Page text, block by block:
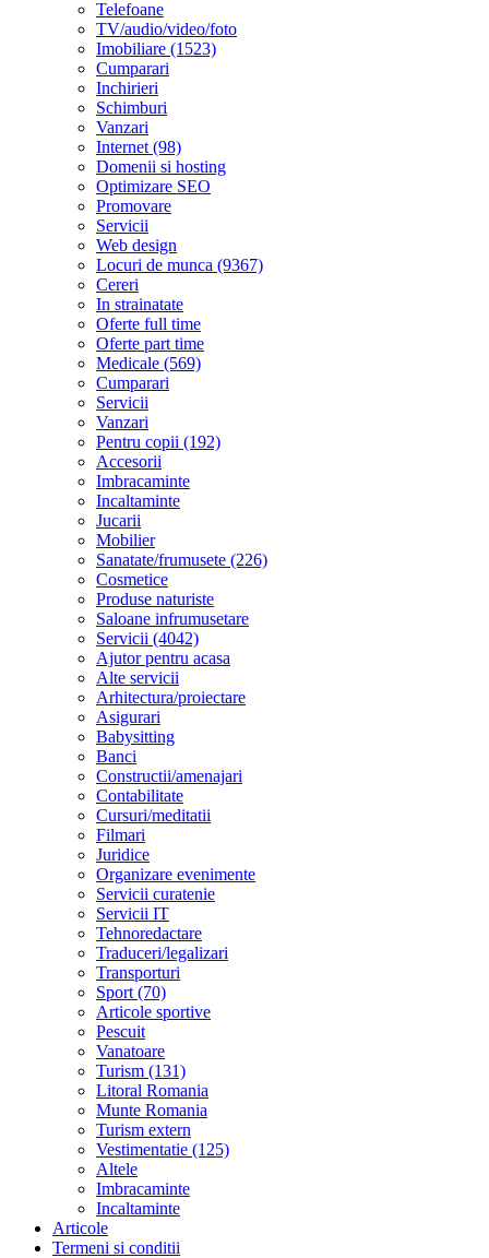
Telefoane
TV/audio/video/foto
Imobiliare (1523)
Cumparari
Inchirieri
Schimburi
Vanzari
Internet (98)
Domenii si hosting
Optimizare SEO
Promovare
Servicii
Web design
Locuri de munca (9367)
Cereri
In strainatate
Oferte full time
Oferte part time
Medicale (569)
Cumparari
Servicii
Vanzari
Pentru copii (192)
Accesorii
Imbracaminte
Incaltaminte
Jucarii
Mobilier
Sanatate/frumusete (226)
Cosmetice
Produse naturiste
Saloane infrumusetare
Servicii (4042)
Ajutor pentru acasa
Alte servicii
Arhitectura/proiectare
Asigurari
Babysitting
Banci
Constructii/amenajari
Contabilitate
Cursuri/meditatii
Filmari
Juridice
Organizare evenimente
Servicii curatenie
Servicii IT
Tehnoredactare
Traduceri/legalizari
Transporturi
Sport (70)
Articole sportive
Pescuit
Vanatoare
Turism (131)
Litoral Romania
Munte Romania
Turism extern
Vestimentatie (125)
Altele
Imbracaminte
Incaltaminte
Articole
Termeni si conditii